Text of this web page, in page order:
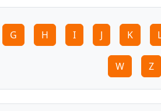
G H I J K
W Z